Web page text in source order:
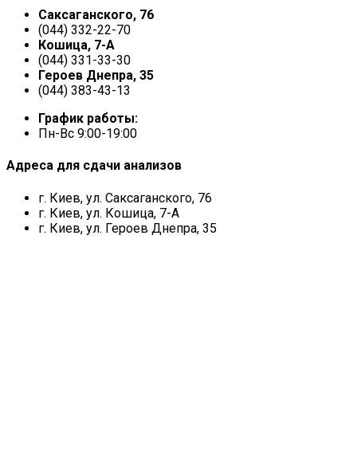
Саксаганского, 76
(044) 332-22-70
Кошица, 7-А
(044) 331-33-30
Героев Днепра, 35
(044) 383-43-13
График работы:
Пн-Вс 9:00-19:00
Адреса для сдачи анализов
г. Киев, ул. Саксаганского, 76
г. Киев, ул. Кошица, 7-А
г. Киев, ул. Героев Днепра, 35